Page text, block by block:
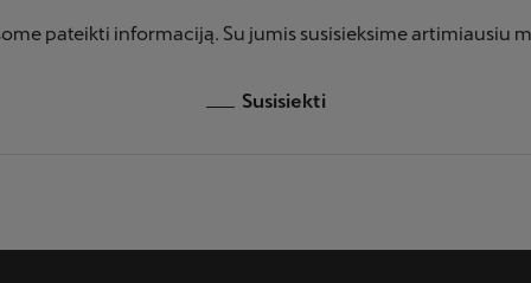
pateikti informaciją. Su jumis susisieksime artimiausiu
Susisiekti